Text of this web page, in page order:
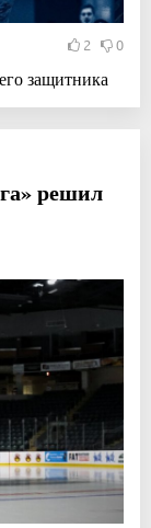
2 0
защитника
решил